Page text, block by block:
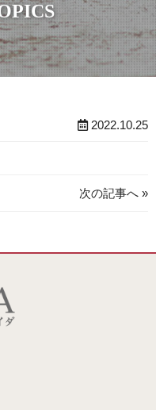
2022.10.25
次の記事へ »